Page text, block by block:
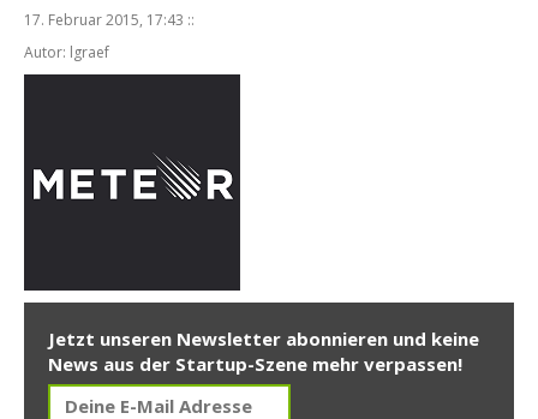
17. Februar 2015, 17:43 ::
Autor: lgraef
Jetzt unseren Newsletter abonnieren und keine
News aus der Startup-Szene mehr verpassen!